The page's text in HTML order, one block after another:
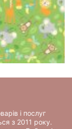
і послуг
з 2011 року.